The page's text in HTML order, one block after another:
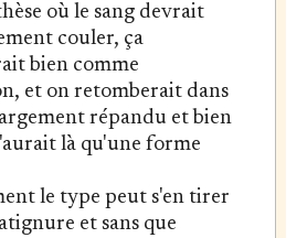
où le sang devrait
couler, ça
bien comme
et on retomberait dans
répandu et bien
là qu'une forme
le type peut s'en tirer
et sans que